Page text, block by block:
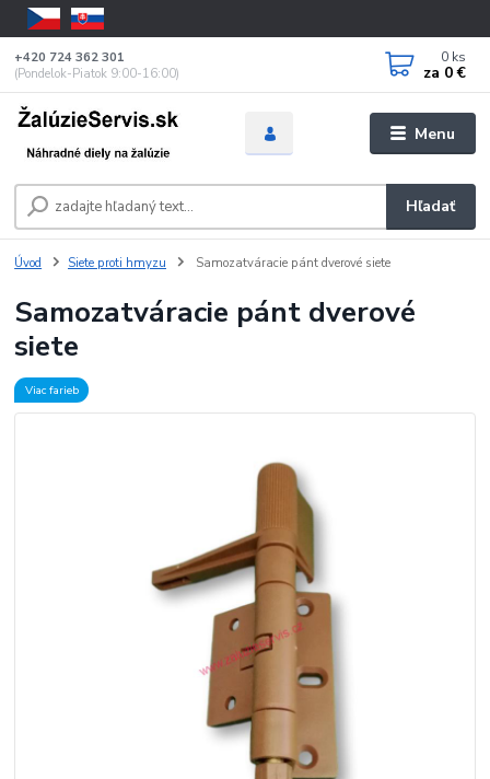
Menu
Hľadať
+420 724 362 301
(Pondelok-Piatok 9:00-16:00)
0 ks
za 0 €
Úvod Siete proti hmyzu Samozatváracie pánt dverové siete
Samozatváracie pánt dverové
siete
Viac farieb